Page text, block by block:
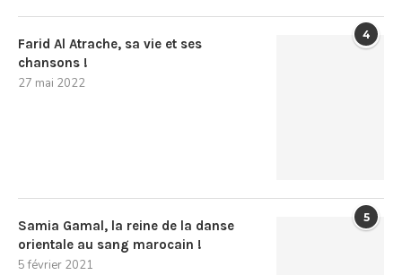
4
Farid Al Atrache, sa vie et ses
chansons !
27 mai 2022
5
Samia Gamal, la reine de la danse
orientale au sang marocain !
5 février 2021